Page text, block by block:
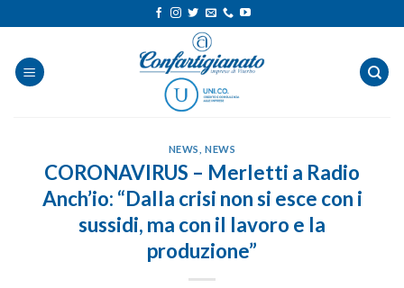
ai
contenuti
NEWS ,NEWS
CORONAVIRUS – Merletti a Radio
Anch’io: “Dalla crisi non si esce con i
sussidi, ma con il lavoro e la
produzione”